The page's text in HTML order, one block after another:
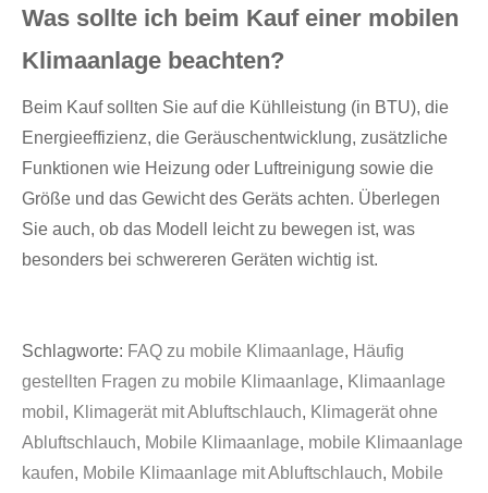
Was sollte ich beim Kauf einer mobilen
Klimaanlage beachten?
Beim Kauf sollten Sie auf die Kühlleistung (in BTU), die
Energieeffizienz, die Geräuschentwicklung, zusätzliche
Funktionen wie Heizung oder Luftreinigung sowie die
Größe und das Gewicht des Geräts achten. Überlegen
Sie auch, ob das Modell leicht zu bewegen ist, was
besonders bei schwereren Geräten wichtig ist.
Schlagworte: FAQ zu mobile Klimaanlage, Häufig
gestellten Fragen zu mobile Klimaanlage, Klimaanlage
mobil , Klimagerät mit Abluftschlauch, Klimagerät ohne
Abluftschlauch, Mobile Klimaanlage, mobile Klimaanlage
kaufen, Mobile Klimaanlage mit Abluftschlauch, Mobile